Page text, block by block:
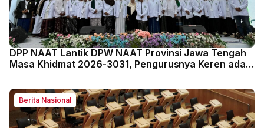
DPP NAAT Lantik DPW NAAT Provinsi Jawa Tengah
Masa Khidmat 2026-3031, Pengurusnya Keren ada
Berita Nasional